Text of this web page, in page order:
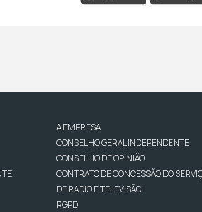
A EMPRESA
CONSELHO GERAL INDEPENDENTE
CONSELHO DE OPINIÃO
CONTRATO DE CONCESSÃO DO
DE RÁDIO E TELEVISÃO
RGPD